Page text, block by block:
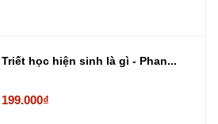
Triết học hiện sinh là gì - Phan...
199.000₫